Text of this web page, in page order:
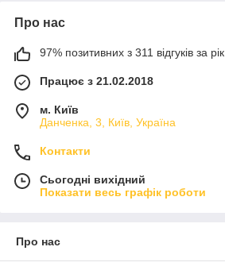
Про нас
97% позитивних з 311 відгуків за рік
Працює з 21.02.2018
м. Київ
Данченка, 3, Київ, Україна
Контакти
Сьогодні вихідний
Показати весь графік роботи
Про нас